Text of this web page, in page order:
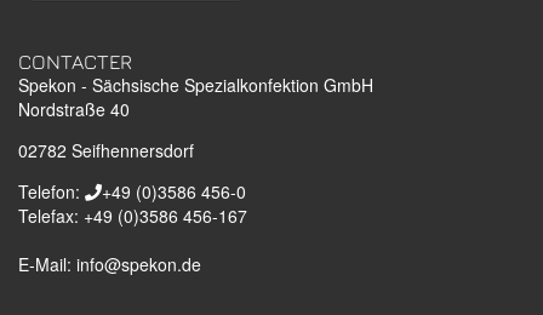
CONTACTER
Spekon - Sächsische Spezialkonfektion GmbH
Nordstraße 40
02782 Seifhennersdorf
Telefon:
+49 (0)3586 456-0
Telefax: +49 (0)3586 456-167
E-Mail: info@spekon.de